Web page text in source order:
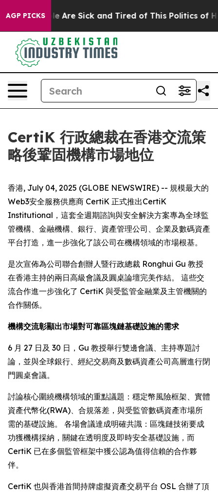
AGP PICKS
“People Are Sick and Tired of This Politics of
CertiK 行政總裁在香港交流策
略後鞏固機構市場地位
香港, July 04, 2025 (GLOBE NEWSWIRE) -- 規模最大的
Web3安全服務供應商 CertiK 正式推出CertiK
Institutional，這套全週期諮詢與安全解決方案專為全球監
管機構、金融機構、銀行、資產管理公司、企業及數碼資產
平台打造，進一步強化了該公司在機構領域的市場根基。
是次宣佈為公司聯合創辦人暨行政總裁 Ronghui Gu 教授
在香港主持的兩日高級會議及圓桌論壇完美作結。 這些交
流合作進一步強化了 CertiK 與受監管金融業及主管機關的
合作關係。
機構交流彰顯出市場對可靠區塊鏈基礎設施的需求
6 月 27 日及 30 日，Gu 教授舉行雙邊會議、主持專題討
論，並與全球銀行、經紀交易商及數碼資產公司高層進行閉
門圓桌會議。
討論核心圍繞機構領域的重點議題：穩定幣風險框架、實體
資產代幣化(RWA)、合規落差，與受監管數碼資產市場所
需的基礎設施。 各場會議達成明確共識：區塊鏈技術要成
功獲機構採納，關鍵在透明度及即時安全基礎設施，而
CertiK 已在多個監管框架中獲公認為值得信賴的合作夥
伴。
CertiK 也與香港首間持牌虛擬資產交易平台 OSL 合辦了頂